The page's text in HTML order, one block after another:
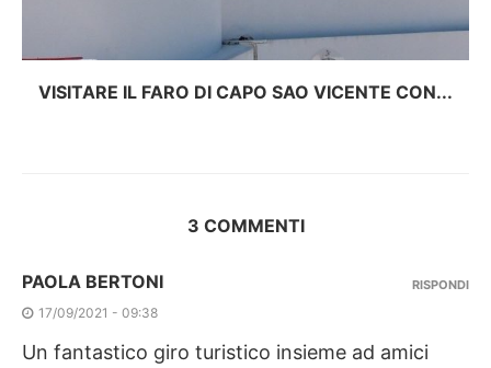
VISITARE IL FARO DI CAPO SAO VICENTE CON...
3 COMMENTI
PAOLA BERTONI
17/09/2021 - 09:38
Un fantastico giro turistico insieme ad amici
RISPONDI